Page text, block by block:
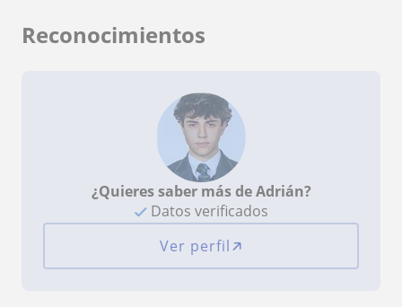
Reconocimientos
¿Quieres saber más de Adrián?
Datos verificados
Ver perfil